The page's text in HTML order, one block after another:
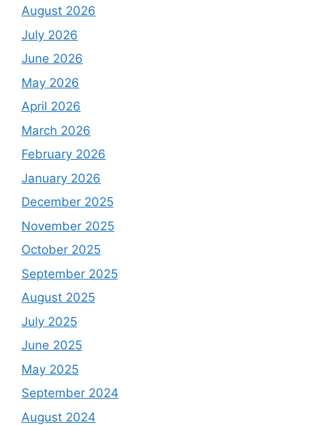
August 2026
July 2026
June 2026
May 2026
April 2026
March 2026
February 2026
January 2026
December 2025
November 2025
October 2025
September 2025
August 2025
July 2025
June 2025
May 2025
September 2024
August 2024